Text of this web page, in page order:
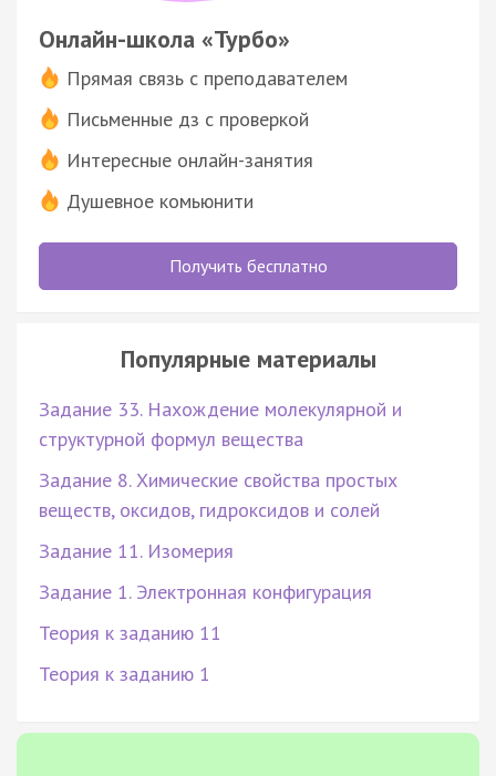
Онлайн-школа «Турбо»
Прямая связь с преподавателем
Письменные дз с проверкой
Интересные онлайн-занятия
Душевное комьюнити
Получить бесплатно
Популярные материалы
Задание 33. Нахождение молекулярной и
структурной формул вещества
Задание 8. Химические свойства простых
веществ, оксидов, гидроксидов и солей
Задание 11. Изомерия
Задание 1. Электронная конфигурация
Теория к заданию 11
Теория к заданию 1